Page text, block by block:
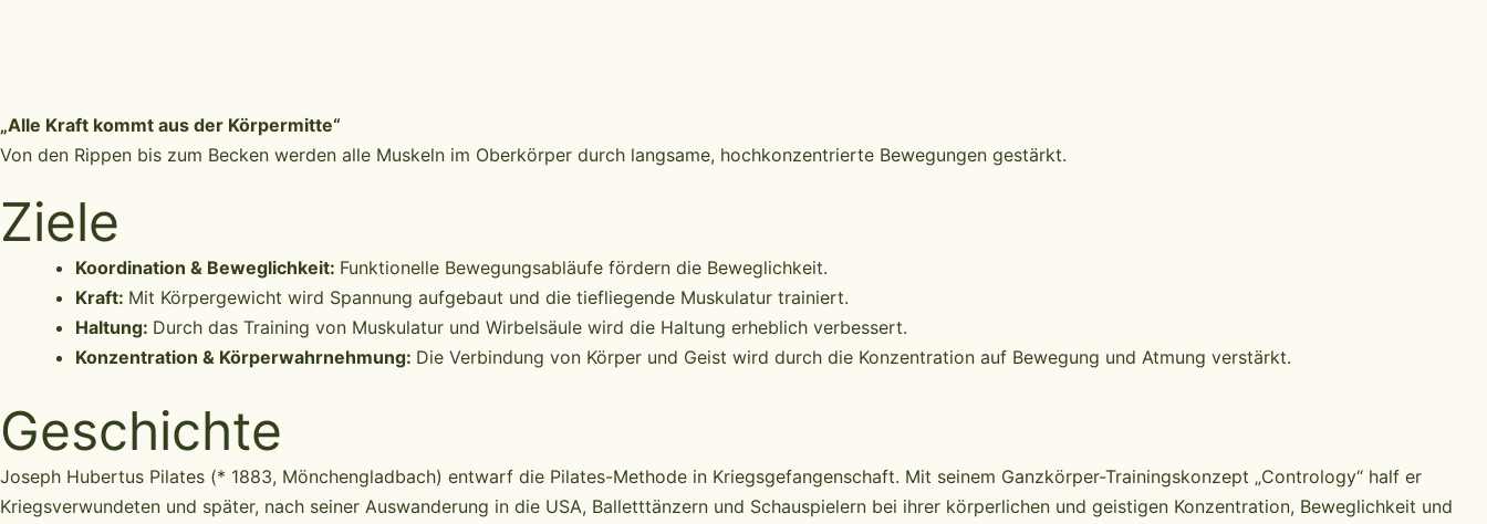
„Alle Kraft kommt aus der Körpermitte“
Von den Rippen bis zum Becken werden alle Muskeln im Oberkörper durch langsame, hochkonzentrierte Bewegungen gestärkt.
Ziele
Koordination & Beweglichkeit: Funktionelle Bewegungsabläufe fördern die Beweglichkeit.
Kraft: Mit Körpergewicht wird Spannung aufgebaut und die tiefliegende Muskulatur trainiert.
Haltung: Durch das Training von Muskulatur und Wirbelsäule wird die Haltung erheblich verbessert.
Konzentration & Körperwahrnehmung: Die Verbindung von Körper und Geist wird durch die Konzentration auf Bewegung und Atmung verstärkt.
Geschichte
Joseph Hubertus Pilates (* 1883, Mönchengladbach) entwarf die Pilates-Methode in Kriegsgefangenschaft. Mit seinem Ganzkörper-Trainingskonzept „Contrology“ half er
Kriegsverwundeten und später, nach seiner Auswanderung in die USA, Balletttänzern und Schauspielern bei ihrer körperlichen und geistigen Konzentration, Beweglichkeit und